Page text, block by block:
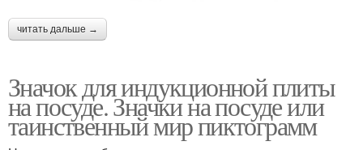
читать дальше →
Значок для индукционной плиты
на посуде. Значки на посуде или
таинственный мир пиктограмм